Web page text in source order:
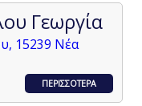
Γεωργία
15239 Νέα
ΠΕΡΙΣΣΟΤΕΡΑ